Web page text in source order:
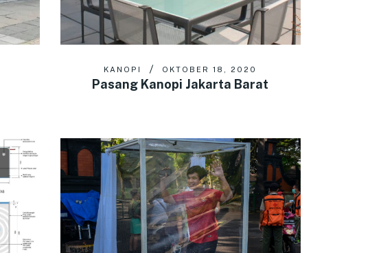
KANOPI OKTOBER 18, 2020
Pasang Kanopi Jakarta Barat